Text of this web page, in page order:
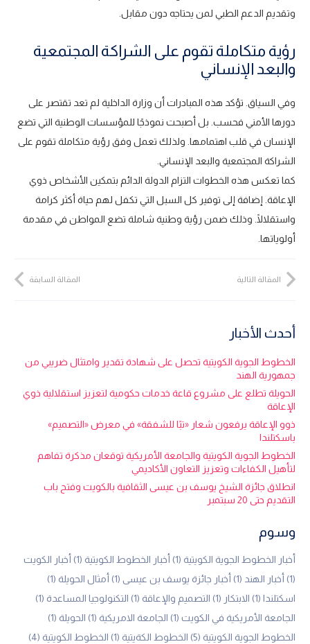
وتقديم الدعم الطبي لمن يحتاجه دون مقابل.
رؤية متكاملة تقوم على الشراكة المجتمعية
والبعد الإنساني
وفي السياق. تؤكد هذه المبادرات أن وزارة الداخلية لم تعد تقتصر على
دورها الأمني فحسب. بل أصبحت نموذجًا للمؤسسات الوطنية التي تضع
الإنسان في قلب اهتمامها. ولذلك تعمل وفق رؤية متكاملة تقوم على
الشراكة المجتمعية والبعد الإنساني.
كما تعكس هذه الخطوات التزام الدولة الدائم بتمكين الأشخاص ذوي
الإعاقة. إضافة إلى توفير كل السبل التي تكفل لهم حياة أكثر كرامة
واستقلالًا. وذلك ضمن رؤية وطنية شاملة تضع المواطن في مقدمة
أولوياتها.
المقالة السابقة المقالة التالية
أحدث الأخبار
الخطوط الجوية الكويتية تحصل على شهادة تقدير وامتثال ضريبي من
جمهورية الهند
الحويلة تطلع على مشروع قاعة خدمات حكومية لتعزيز استقلالية ذوي
الإعاقة
ذوو الإعاقة يرفعون شعار «تبًا للشفقة» في معرض «التصميم»
باسكتلندا
الخطوط الجوية الكويتية والجامعة الأمريكية توقعان مذكرة تفاهم
لتأهيل الكفاءات وتعزيز التعاون الأكاديمي
انطلاق جائزة الشيخ يوسف بن عيسى الثقافية بالكويت وفتح باب
التقديم حتى 20 سبتمبر
وسوم
أخبار الخطوط الجوية الكويتية (1) أخبار الخطوط الكويتية (1)
أخبار الكويت
(1)
أخبار الهند (1) أخبار جائزة يوسف بن عيسى (1) أمثال الحويلة (1)
اسكتلندا (1) الابتكار (1) التصميم والإعاقة (1) التكنولوجيا المساعدة (1)
الجامعة الأمريكية في الكويت (1) الجامعة الامريكية (1) الحويلة (1)
الخطوط الجوية الكويتية (5) الخطوط الكةيتية (1) الخطوط الكويتية (4)